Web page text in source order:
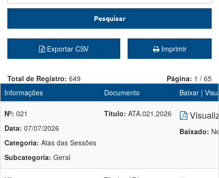
Pesquisar
Exportar CSV Imprimir
Total de Registro: 649 Página: 1 / 65
Informações
Documento Baixar |
Nº: 021
Data: 07/07/2026
Categoria: Atas das Sessões
Subcategoria: Geral
Título: ATA.021.2026
Baixado: